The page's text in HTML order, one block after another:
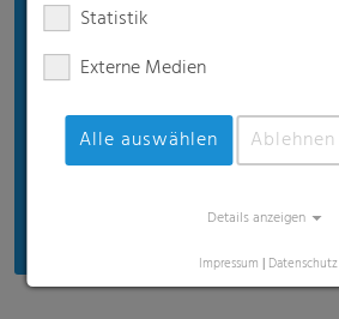
Statistik
Externe Medien
Alle auswählen Ablehnen
Details anzeigen
Impressum | Datenschutz